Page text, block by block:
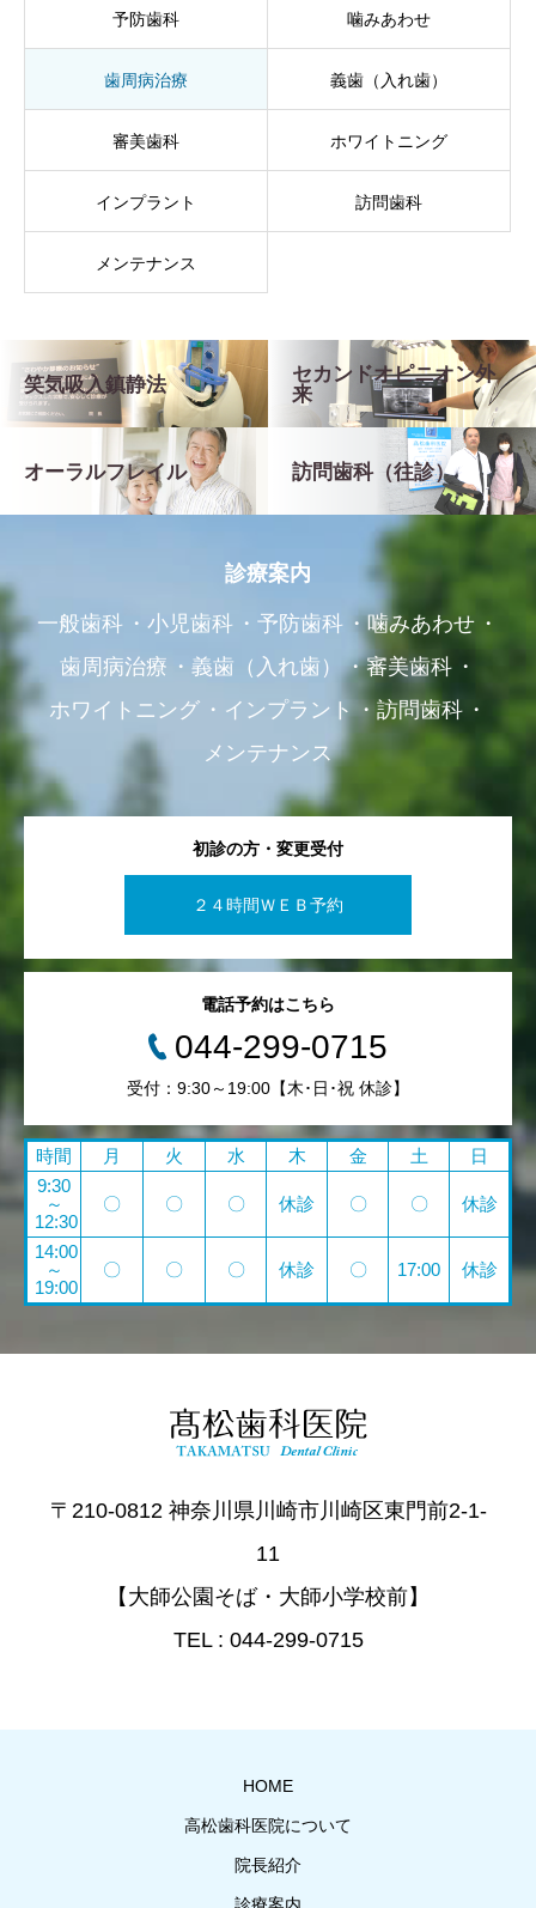
予防歯科 噛みあわせ
歯周病治療 義歯（入れ歯）
審美歯科 ホワイトニング
インプラント 訪問歯科
メンテナンス
笑気吸入鎮静法
セカンドオピニオン外
来
オーラルフレイル 訪問歯科（往診）
診療案内
一般歯科 小児歯科 予防歯科
噛みあわせ
歯周病治療
義歯（入れ歯）
審美歯科
ホワイトニング
インプラント
訪問歯科
メンテナンス
初診の方・変更受付
２４時間ＷＥＢ予約
電話予約はこちら
044-299-0715
受付：9:30～19:00【木･日･祝 休診】
時間 月 火 水 木 金 土
日
9:30
～
12:30
〇 〇 〇 休診 〇 〇 休診
14:00
～
19:00
〇 〇 〇 休診 〇 17:00 休診
〒210-0812 神奈川県川崎市川崎区東門前2-1-
11
【大師公園そば・大師小学校前】
TEL : 044-299-0715
HOME
高松歯科医院について
院長紹介